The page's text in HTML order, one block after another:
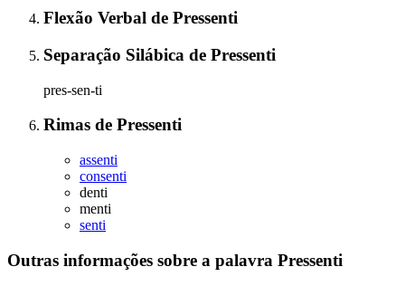
Flexão Verbal de Pressenti
Separação Silábica de Pressenti
pres-sen-ti
Rimas de Pressenti
assenti
consenti
denti
menti
senti
Outras informações sobre a palavra Pressenti